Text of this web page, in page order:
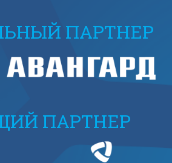
ПАРТНЕР
ПАРТНЕР